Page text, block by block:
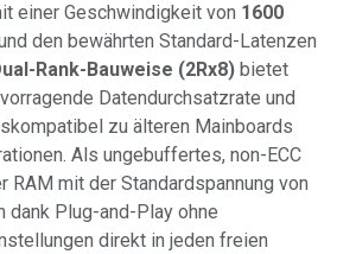
einer Geschwindigkeit von 1600
den bewährten Standard-Latenzen
Rank-Bauweise (2Rx8) bietet
Datendurchsatzrate und
zu älteren Mainboards
Als ungebuffertes, non-ECC
mit der Standardspannung von
dank Plug-and-Play ohne
direkt in jeden freien